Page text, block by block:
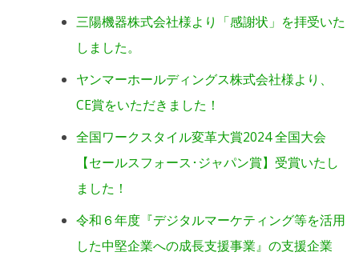
三陽機器株式会社様より「感謝状」を拝受いた
しました。
ヤンマーホールディングス株式会社様より、
CE賞をいただきました！
全国ワークスタイル変革大賞2024 全国大会
【セールスフォース･ジャパン賞】受賞いたし
ました！
令和６年度『デジタルマーケティング等を活用
した中堅企業への成長支援事業』の支援企業